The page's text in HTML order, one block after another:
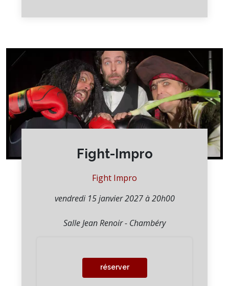
Fight-Impro
Fight Impro
vendredi 15 janvier 2027 à 20h00
Salle Jean Renoir - Chambéry
réserver